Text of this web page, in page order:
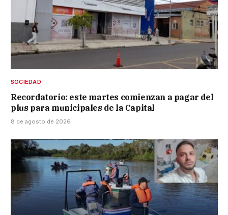
SOCIEDAD
Recordatorio: este martes comienzan a pagar del
plus para municipales de la Capital
8 de agosto de 2026